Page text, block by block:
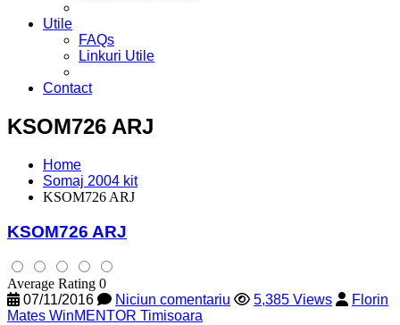
Utile
FAQs
Linkuri Utile
Contact
KSOM726 ARJ
Home
Somaj 2004 kit
KSOM726 ARJ
KSOM726 ARJ
Average Rating 0
07/11/2016
Niciun comentariu 5,385 Views
Florin
Mates WinMENTOR Timisoara